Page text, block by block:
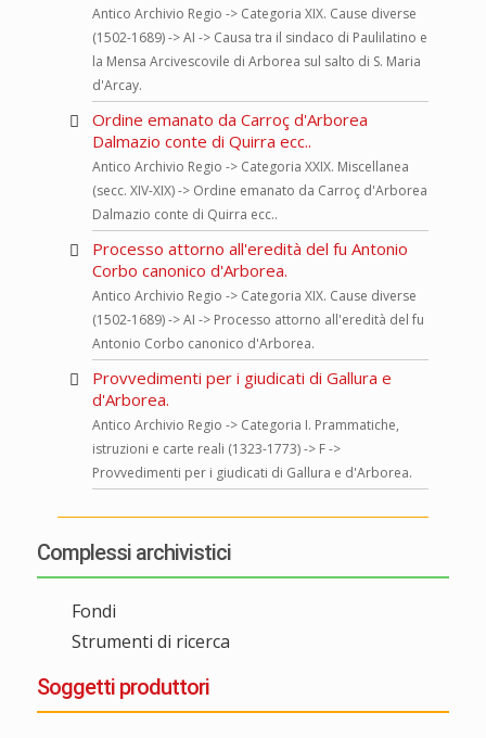
Antico Archivio Regio -> Categoria XIX. Cause diverse
(1502-1689) -> AI -> Causa tra il sindaco di Paulilatino e
la Mensa Arcivescovile di Arborea sul salto di S. Maria
d'Arcay.
Ordine emanato da Carroç d'Arborea
Dalmazio conte di Quirra ecc..
Antico Archivio Regio -> Categoria XXIX. Miscellanea
(secc. XIV-XIX) -> Ordine emanato da Carroç d'Arborea
Dalmazio conte di Quirra ecc..
Processo attorno all'eredità del fu Antonio
Corbo canonico d'Arborea.
Antico Archivio Regio -> Categoria XIX. Cause diverse
(1502-1689) -> AI -> Processo attorno all'eredità del fu
Antonio Corbo canonico d'Arborea.
Provvedimenti per i giudicati di Gallura e
d'Arborea.
Antico Archivio Regio -> Categoria I. Prammatiche,
istruzioni e carte reali (1323-1773) -> F ->
Provvedimenti per i giudicati di Gallura e d'Arborea.
Complessi archivistici
Fondi
Strumenti di ricerca
Soggetti produttori